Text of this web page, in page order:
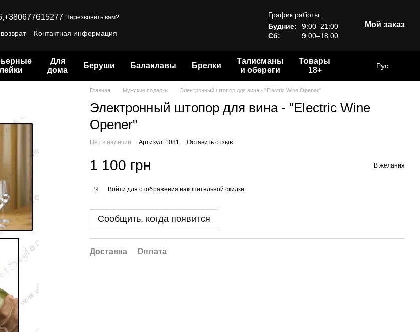
+380677615277 Перезвонить вам?
Контактная информация
График работы:
Будние:
9:00–21:00
Сб:
9:00–18:00
Мой заказ
Для
дома
Беруши Балаклавы Брелки
Талисманы
и обереги
Товары
18+
Рус
Главная Мужские подарки Электронный штопор для вина - "Electric Wine Opener"
Электронный штопор для вина - "Electric Wine
Opener"
Нет в наличии Артикул: 1081 Оставить отзыв
1 100 грн В желания
% Войти для отображения накопительной скидки
Сообщить, когда появится
Доставка Оплата